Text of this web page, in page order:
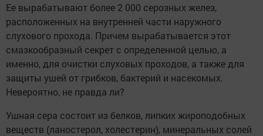
Ее вырабатывают более 2 000 серозных желез,
расположенных на внутренней части наружного
слухового прохода. Причем вырабатывается этот
смазкообразный секрет с определенной целью, а
именно, для очистки слуховых проходов, а также для
защиты ушей от грибков, бактерий и насекомых.
Невероятно, не правда ли?
Ушная сера состоит из белков, липких жироподобных
веществ (ланостерол, холестерин), минеральных солей